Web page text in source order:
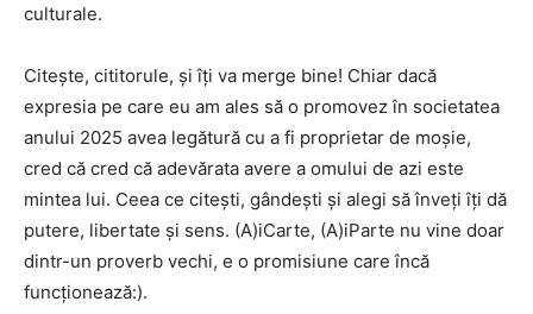
culturale.
Citește, cititorule, și îți va merge bine! Chiar dacă
expresia pe care eu am ales să o promovez în societatea
anului 2025 avea legătură cu a fi proprietar de moșie,
cred că cred că adevărata avere a omului de azi este
mintea lui. Ceea ce citești, gândești și alegi să înveți îți dă
putere, libertate și sens. (A)iCarte, (A)iParte nu vine doar
dintr-un proverb vechi, e o promisiune care încă
funcționează:).